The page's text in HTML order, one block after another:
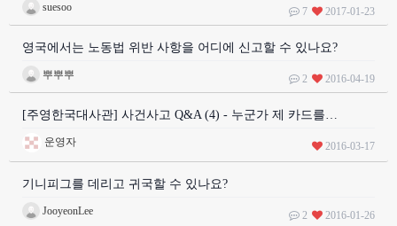
suesoo 7 2017-01-23
영국에서는 노동법 위반 사항을 어디에 신고할 수 있나요?
뿌뿌뿌 2 2016-04-19
[주영한국대사관] 사건사고 Q&A (4) - 누군가 제 카드를…
운영자 2016-03-17
기니피그를 데리고 귀국할 수 있나요?
JooyeonLee 2 2016-01-26